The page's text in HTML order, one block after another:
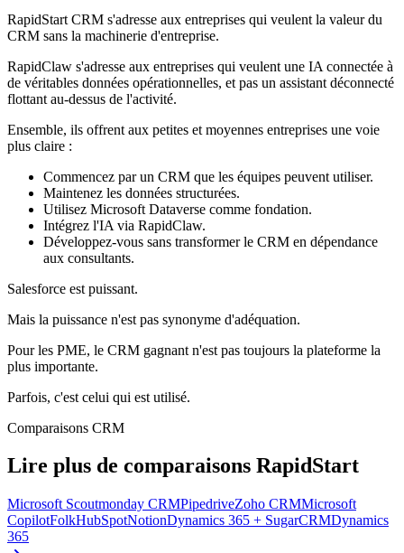
RapidStart CRM s'adresse aux entreprises qui veulent la valeur du
CRM sans la machinerie d'entreprise.
RapidClaw s'adresse aux entreprises qui veulent une IA connectée à
de véritables données opérationnelles, et pas un assistant déconnecté
flottant au-dessus de l'activité.
Ensemble, ils offrent aux petites et moyennes entreprises une voie
plus claire :
Commencez par un CRM que les équipes peuvent utiliser.
Maintenez les données structurées.
Utilisez Microsoft Dataverse comme fondation.
Intégrez l'IA via RapidClaw.
Développez-vous sans transformer le CRM en dépendance
aux consultants.
Salesforce est puissant.
Mais la puissance n'est pas synonyme d'adéquation.
Pour les PME, le CRM gagnant n'est pas toujours la plateforme la
plus importante.
Parfois, c'est celui qui est utilisé.
Comparaisons CRM
Lire plus de comparaisons RapidStart
Microsoft Scoutmonday CRMPipedriveZoho CRMMicrosoft
CopilotFolkHubSpotNotionDynamics 365 + SugarCRMDynamics
365